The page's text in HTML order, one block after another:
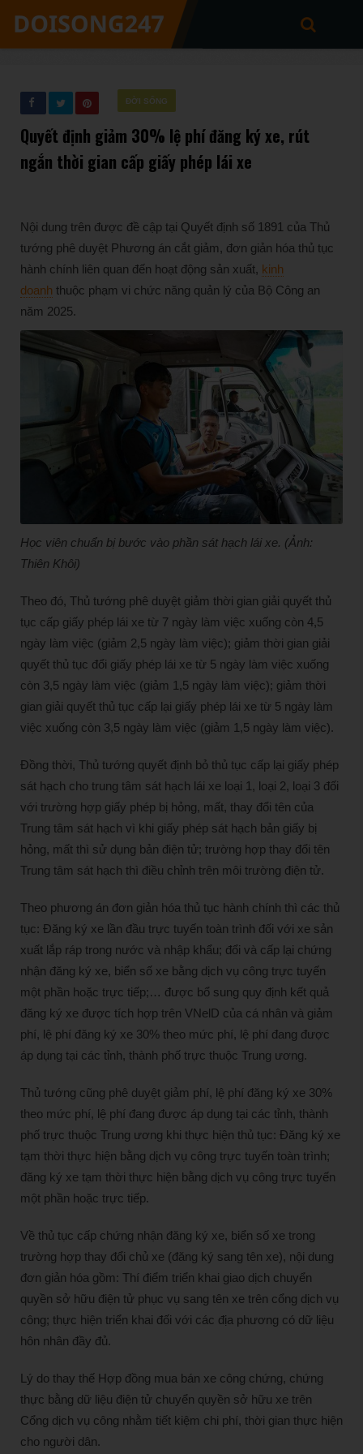
ĐỜI SỐNG
Quyết định giảm 30% lệ phí đăng ký xe, rút
ngắn thời gian cấp giấy phép lái xe
Nội dung trên được đề cập tại Quyết định số 1891 của Thủ
tướng phê duyệt Phương án cắt giảm, đơn giản hóa thủ tục
hành chính liên quan đến hoạt động sản xuất, kinh
doanh thuộc phạm vi chức năng quản lý của Bộ Công an
năm 2025.
Học viên chuẩn bị bước vào phần sát hạch lái xe. (Ảnh:
Thiên Khôi)
Theo đó, Thủ tướng phê duyệt giảm thời gian giải quyết thủ
tục cấp giấy phép lái xe từ 7 ngày làm việc xuống còn 4,5
ngày làm việc (giảm 2,5 ngày làm việc); giảm thời gian giải
quyết thủ tục đổi giấy phép lái xe từ 5 ngày làm việc xuống
còn 3,5 ngày làm việc (giảm 1,5 ngày làm việc); giảm thời
gian giải quyết thủ tục cấp lại giấy phép lái xe từ 5 ngày làm
việc xuống còn 3,5 ngày làm việc (giảm 1,5 ngày làm việc).
Đồng thời, Thủ tướng quyết định bỏ thủ tục cấp lại giấy phép
sát hạch cho trung tâm sát hạch lái xe loại 1, loại 2, loại 3 đối
với trường hợp giấy phép bị hỏng, mất, thay đổi tên của
Trung tâm sát hạch vì khi giấy phép sát hạch bản giấy bị
hỏng, mất thì sử dụng bản điện tử; trường hợp thay đổi tên
Trung tâm sát hạch thì điều chỉnh trên môi trường điện tử.
Theo phương án đơn giản hóa thủ tục hành chính thì các thủ
tục: Đăng ký xe lần đầu trực tuyến toàn trình đối với xe sản
xuất lắp ráp trong nước và nhập khẩu; đổi và cấp lại chứng
nhận đăng ký xe, biển số xe bằng dịch vụ công trực tuyến
một phần hoặc trực tiếp;… được bổ sung quy định kết quả
đăng ký xe được tích hợp trên VNelD của cá nhân và giảm
phí, lệ phí đăng ký xe 30% theo mức phí, lệ phí đang được
áp dụng tại các tỉnh, thành phố trực thuộc Trung ương.
Thủ tướng cũng phê duyệt giảm phí, lệ phí đăng ký xe 30%
theo mức phí, lệ phí đang được áp dụng tại các tỉnh, thành
phố trực thuộc Trung ương khi thực hiện thủ tục: Đăng ký xe
tạm thời thực hiện bằng dịch vụ công trực tuyến toàn trình;
đăng ký xe tạm thời thực hiện bằng dịch vụ công trực tuyến
một phần hoặc trực tiếp.
Về thủ tục cấp chứng nhận đăng ký xe, biển số xe trong
trường hợp thay đổi chủ xe (đăng ký sang tên xe), nội dung
đơn giản hóa gồm: Thí điểm triển khai giao dịch chuyển
quyền sở hữu điện tử phục vụ sang tên xe trên cổng dịch vụ
công; thực hiện triển khai đối với các địa phương có dữ liệu
hôn nhân đầy đủ.
Lý do thay thế Hợp đồng mua bán xe công chứng, chứng
thực bằng dữ liệu điện tử chuyển quyền sở hữu xe trên
Cổng dịch vụ công nhằm tiết kiệm chi phí, thời gian thực hiện
cho người dân.